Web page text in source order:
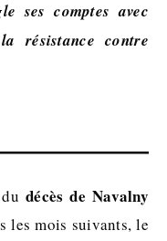
ses comptes avec
résistance contre
décès de Navalny
les mois suivants, le